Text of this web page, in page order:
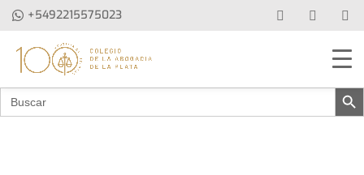
+5492215575023
Buscar: Botón de